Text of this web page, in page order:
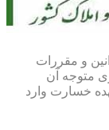
و مقررات
متوجه آن
خسارت وارد